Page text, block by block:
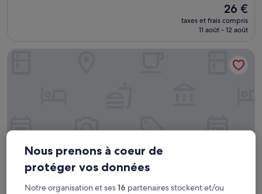
Le
nouveau
prix
26 €
26 €
taxes et frais compris
11 août - 12 août
Swastik Inn
Nous prenons à coeur de
protéger vos données
Notre organisation et ses16 partenaires stockent et/ou